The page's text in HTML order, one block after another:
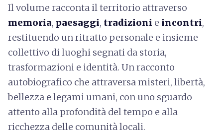
Il volume racconta il territorio attraverso
memoria, paesaggi, tradizioni e incontri,
restituendo un ritratto personale e insieme
collettivo di luoghi segnati da storia,
trasformazioni e identità. Un racconto
autobiografico che attraversa misteri, libertà,
bellezza e legami umani, con uno sguardo
attento alla profondità del tempo e alla
ricchezza delle comunità locali.